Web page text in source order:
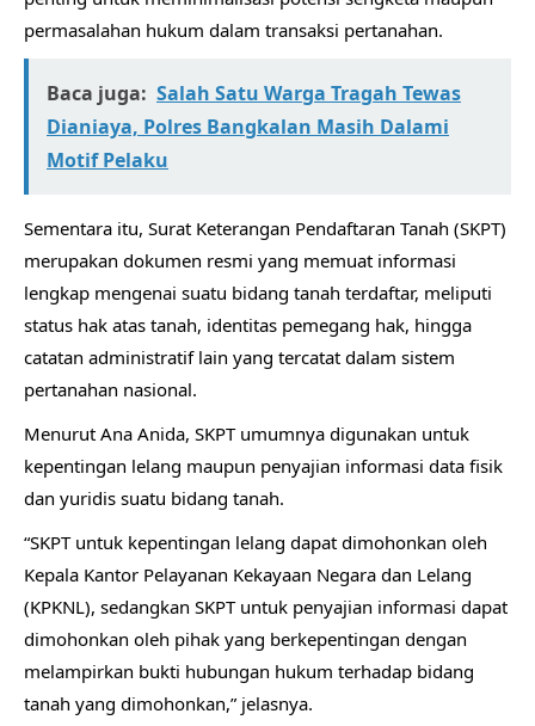
permasalahan hukum dalam transaksi pertanahan.
Baca juga: Salah Satu Warga Tragah Tewas
Dianiaya, Polres Bangkalan Masih Dalami
Motif Pelaku
Sementara itu, Surat Keterangan Pendaftaran Tanah (SKPT)
merupakan dokumen resmi yang memuat informasi
lengkap mengenai suatu bidang tanah terdaftar, meliputi
status hak atas tanah, identitas pemegang hak, hingga
catatan administratif lain yang tercatat dalam sistem
pertanahan nasional.
Menurut Ana Anida, SKPT umumnya digunakan untuk
kepentingan lelang maupun penyajian informasi data fisik
dan yuridis suatu bidang tanah.
“SKPT untuk kepentingan lelang dapat dimohonkan oleh
Kepala Kantor Pelayanan Kekayaan Negara dan Lelang
(KPKNL), sedangkan SKPT untuk penyajian informasi dapat
dimohonkan oleh pihak yang berkepentingan dengan
melampirkan bukti hubungan hukum terhadap bidang
tanah yang dimohonkan,” jelasnya.